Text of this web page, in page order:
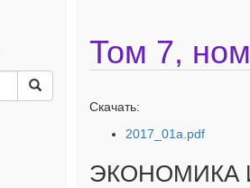
Том 7,
Скачать:
2017_01a.pdf
ЭКОНОМИКА